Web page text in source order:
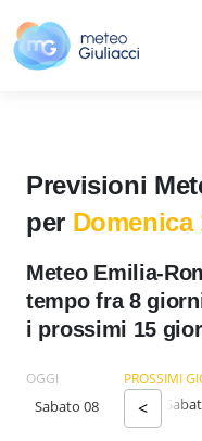
Previsioni
per Domenica
Meteo Emilia-
tempo fra 8
i prossimi 15
OGGI
Sabato 08
PROSSIMI
<
13 Venerdì 14